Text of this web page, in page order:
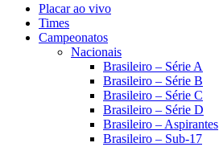
Placar ao vivo
Times
Campeonatos
Nacionais
Brasileiro – Série A
Brasileiro – Série B
Brasileiro – Série C
Brasileiro – Série D
Brasileiro – Aspirantes
Brasileiro – Sub-17